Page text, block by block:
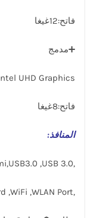
فاتح:12غيغا
➕مدمج
UHD Graphics
فاتح:8غيغا
المنافذ:
,hdmi,USB3.0 ,USB 3.0
,2Speaker ,SD card ,WiFi ,WLAN Port